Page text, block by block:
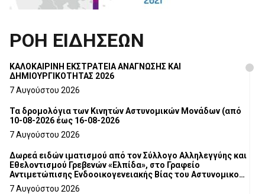
ΡΟΗ ΕΙΔΗΣΕΩΝ
ΚΑΛΟΚΑΙΡΙΝΗ ΕΚΣΤΡΑΤΕΙΑ ΑΝΑΓΝΩΣΗΣ ΚΑΙ
ΔΗΜΙΟΥΡΓΙΚΟΤΗΤΑΣ 2026
7 Αυγούστου 2026
Τα δρομολόγια των Κινητών Αστυνομικών Μονάδων (από
10-08-2026 έως 16-08-2026
7 Αυγούστου 2026
Δωρεά ειδών ιματισμού από τον Σύλλογο Αλληλεγγύης και
Εθελοντισμού Γρεβενών «Ελπίδα», στο Γραφείο
Αντιμετώπισης Ενδοοικογενειακής Βίας του Αστυνομικού
Τμήματος Γρεβενών
7 Αυγούστου 2026